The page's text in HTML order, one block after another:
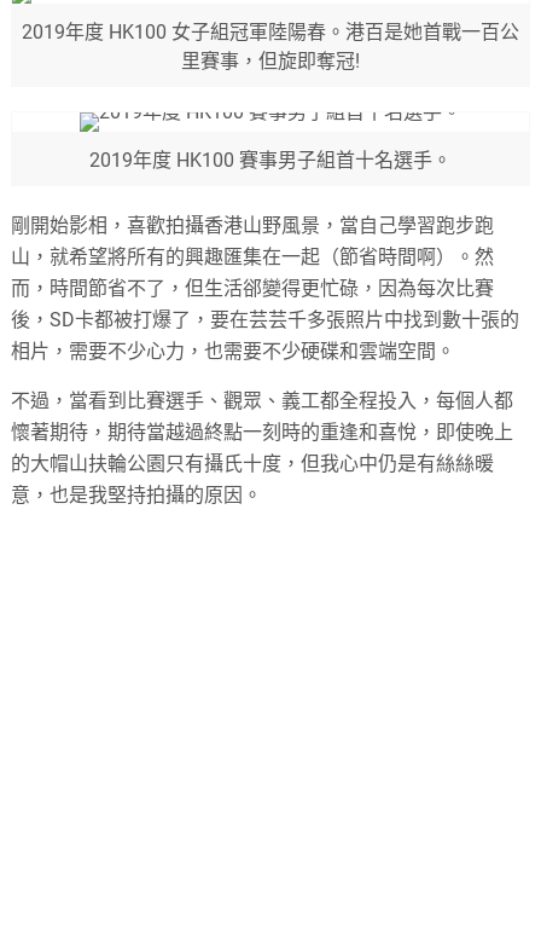
2019年度 HK100 女子組冠軍陸陽春。港百是她首戰一百公
里賽事，但旋即奪冠!
2019年度 HK100 賽事男子組首十名選手。
剛開始影相，喜歡拍攝香港山野風景，當自己學習跑步跑
山，就希望將所有的興趣匯集在一起（節省時間啊）。然
而，時間節省不了，但生活郤變得更忙碌，因為每次比賽
後，SD卡都被打爆了，要在芸芸千多張照片中找到數十張的
相片，需要不少心力，也需要不少硬碟和雲端空間。
不過，當看到比賽選手、觀眾、義工都全程投入，每個人都
懷著期待，期待當越過終點一刻時的重逢和喜悅，即使晚上
的大帽山扶輪公園只有攝氏十度，但我心中仍是有絲絲暖
意，也是我堅持拍攝的原因。